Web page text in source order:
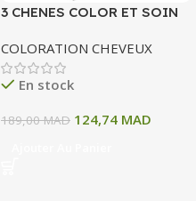
3 CHENES COLOR ET SOIN
10 A BLOND CLAIR CENDRE
135 ML
COLORATION CHEVEUX
En stock
189,00MAD 124,74 MAD